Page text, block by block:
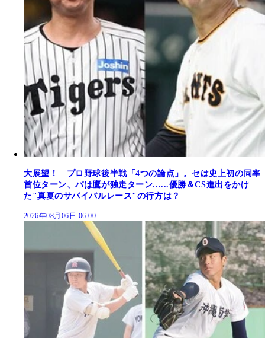
大展望！ プロ野球後半戦「4つの論点」。セは史上初の同率
首位ターン、パは鷹が独走ターン......優勝＆CS進出をかけ
た"真夏のサバイバルレース"の行方は？
2026年08月06日 06:00